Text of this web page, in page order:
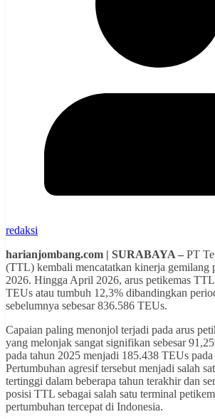
redaksi
harianjombang.com | SURABAYA – PT
(TTL) kembali mencatatkan kinerja gemilang
2026. Hingga April 2026, arus petikemas
TEUs atau tumbuh 12,3% dibandingkan
sebelumnya sebesar 836.586 TEUs.
Capaian paling menonjol terjadi pada arus
yang melonjak sangat signifikan sebesar
pada tahun 2025 menjadi 185.438 TEUs
Pertumbuhan agresif tersebut menjadi salah
tertinggi dalam beberapa tahun terakhir dan
posisi TTL sebagai salah satu terminal
pertumbuhan tercepat di Indonesia.